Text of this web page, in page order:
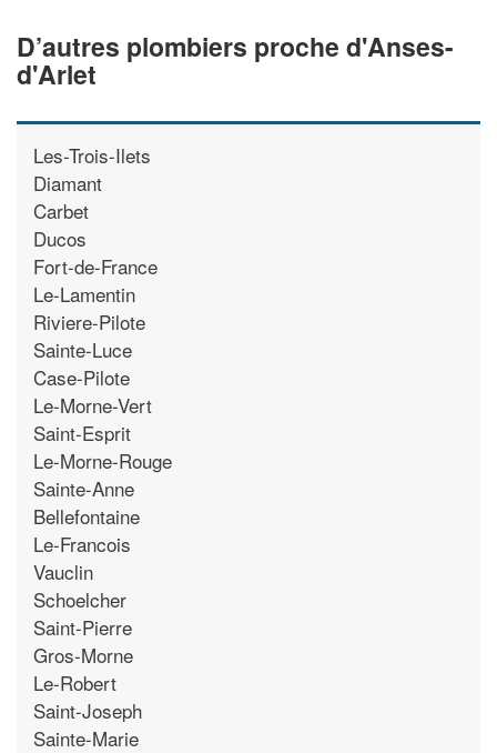
D’autres plombiers proche d'Anses-
d'Arlet
Les-Trois-Ilets
Diamant
Carbet
Ducos
Fort-de-France
Le-Lamentin
Riviere-Pilote
Sainte-Luce
Case-Pilote
Le-Morne-Vert
Saint-Esprit
Le-Morne-Rouge
Sainte-Anne
Bellefontaine
Le-Francois
Vauclin
Schoelcher
Saint-Pierre
Gros-Morne
Le-Robert
Saint-Joseph
Sainte-Marie